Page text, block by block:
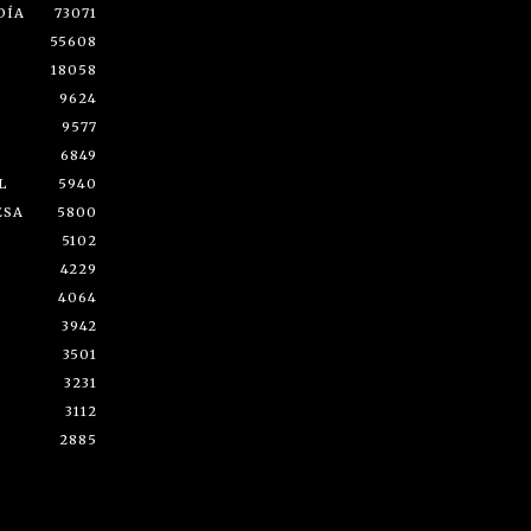
73071
55608
18058
9624
9577
6849
5940
5800
5102
4229
4064
3942
3501
3231
3112
2885